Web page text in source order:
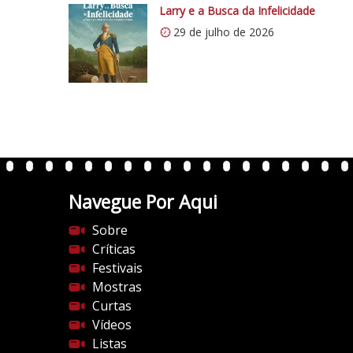
:
/
/
i
p
c
m
/
v
e
r
t
Larry e a Busca da Infelicidade
29 de julho de 2026
Navegue Por Aqui
Sobre
Críticas
Festivais
Mostras
Curtas
Vídeos
Listas